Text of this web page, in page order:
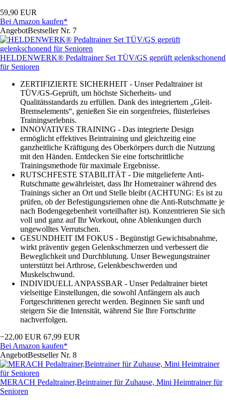
59,90 EUR
Bei Amazon kaufen*
AngebotBestseller Nr. 7
HELDENWERK® Pedaltrainer Set TÜV/GS geprüft gelenkschonend
für Senioren
ZERTIFIZIERTE SICHERHEIT - Unser Pedaltrainer ist
TÜV/GS-Geprüft, um höchste Sicherheits- und
Qualitätsstandards zu erfüllen. Dank des integriertem „Gleit-
Bremselements“, genießen Sie ein sorgenfreies, flüsterleises
Trainingserlebnis.
INNOVATIVES TRAINING - Das integrierte Design
ermöglicht effektives Beintraining und gleichzeitig eine
ganzheitliche Kräftigung des Oberkörpers durch die Nutzung
mit den Händen. Entdecken Sie eine fortschrittliche
Trainingsmethode für maximale Ergebnisse.
RUTSCHFESTE STABILITÄT - Die mitgelieferte Anti-
Rutschmatte gewährleistet, dass Ihr Hometrainer während des
Trainings sicher an Ort und Stelle bleibt (ACHTUNG: Es ist zu
prüfen, ob der Befestigungsriemen ohne die Anti-Rutschmatte je
nach Bodengegebenheit vorteilhafter ist). Konzentrieren Sie sich
voll und ganz auf Ihr Workout, ohne Ablenkungen durch
ungewolltes Verrutschen.
GESUNDHEIT IM FOKUS - Begünstigt Gewichtsabnahme,
wirkt präventiv gegen Gelenkschmerzen und verbessert die
Beweglichkeit und Durchblutung. Unser Bewegungstrainer
unterstützt bei Arthrose, Gelenkbeschwerden und
Muskelschwund.
INDIVIDUELL ANPASSBAR - Unser Pedaltrainer bietet
vielseitige Einstellungen, die sowohl Anfängern als auch
Fortgeschrittenen gerecht werden. Beginnen Sie sanft und
steigern Sie die Intensität, während Sie Ihre Fortschritte
nachverfolgen.
−22,00 EUR 67,99 EUR
Bei Amazon kaufen*
AngebotBestseller Nr. 8
MERACH Pedaltrainer,Beintrainer für Zuhause, Mini Heimtrainer für
Senioren